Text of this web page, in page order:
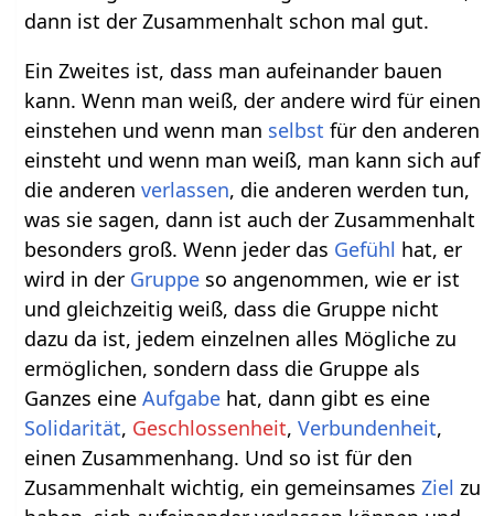
dann ist der Zusammenhalt schon mal gut.
Ein Zweites ist, dass man aufeinander bauen
kann. Wenn man weiß, der andere wird für einen
einstehen und wenn man selbst für den anderen
einsteht und wenn man weiß, man kann sich auf
die anderenverlassen, die anderen werden tun,
was sie sagen, dann ist auch der Zusammenhalt
besonders groß. Wenn jeder das Gefühl hat, er
wird in der Gruppe so angenommen, wie er ist
und gleichzeitig weiß, dass die Gruppe nicht
dazu da ist, jedem einzelnen alles Mögliche zu
ermöglichen, sondern dass die Gruppe als
Ganzes eineAufgabe hat, dann gibt es eine
Solidarität, Geschlossenheit,Verbundenheit,
einen Zusammenhang. Und so ist für den
Zusammenhalt wichtig, ein gemeinsamesZiel zu